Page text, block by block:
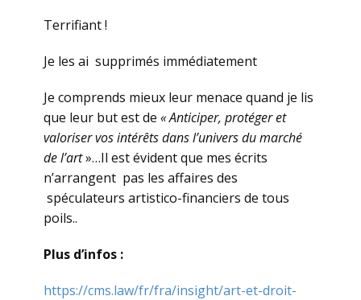
Terrifiant !
Je les ai supprimés immédiatement
Je comprends mieux leur menace quand je lis
que leur but est de « Anticiper, protéger et
valoriser vos intérêts dans l’univers du marché
de l’art»…Il est évident que mes écrits
n’arrangent pas les affaires des
spéculateurs artistico-financiers de tous
poils..
Plus d’infos :
https://cms.law/fr/fra/insight/art-et-droit-